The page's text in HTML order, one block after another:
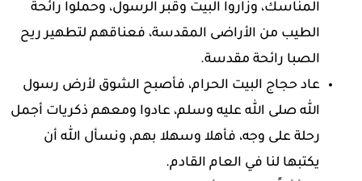
المناسك، وزاروا البيت وقبر الرسول، وحملوا رائحة
الطيب من الأراضى المقدسة، فعناقهم لتطهير ريح
الصبا رائحة مقدسة.
عاد حجاج البيت الحرام، فأصبح الشوق لأرض رسول
الله صلى الله عليه وسلم، عادوا ومعهم ذكريات أجمل
رحلة على وجه، فأهلا وسهلا بهم، ونسأل الله أن
يكتبها لنا في العام القادم.